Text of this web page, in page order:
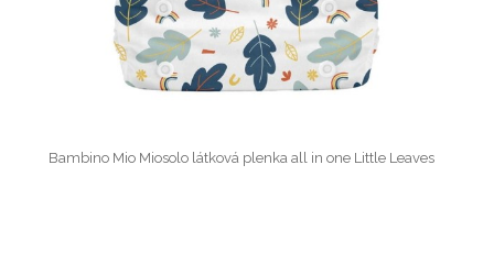
Bambino Mio Miosolo látková plenka all in one Little Leaves